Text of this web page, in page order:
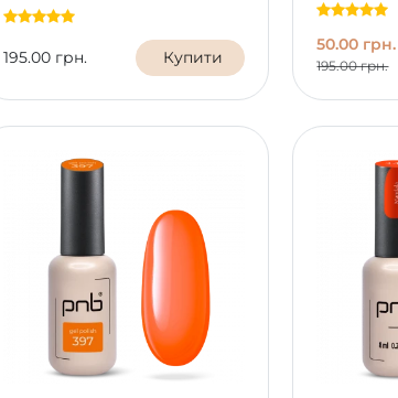
195.00 грн. Купити
50.00 грн.
195.00 грн.